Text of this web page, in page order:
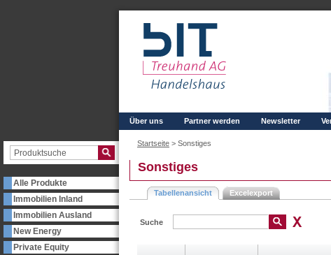
Alle Produkte
Immobilien Inland
Immobilien Ausland
New Energy
Private Equity
Über uns Partner werden Newsletter
Startseite > Sonstiges
Sonstiges
Tabellenansicht Excelexport
Suche